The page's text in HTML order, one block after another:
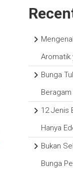
Aromatik
Bunga
Beragam
12 Jenis
Hanya
Bukan
Bunga